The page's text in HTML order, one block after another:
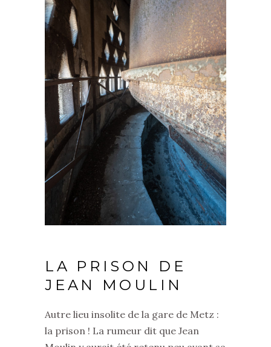
LA PRISON DE
JEAN MOULIN
Autre lieu insolite de la gare de Metz :
la prison ! La rumeur dit que Jean